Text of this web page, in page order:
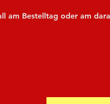
am Bestelltag oder am